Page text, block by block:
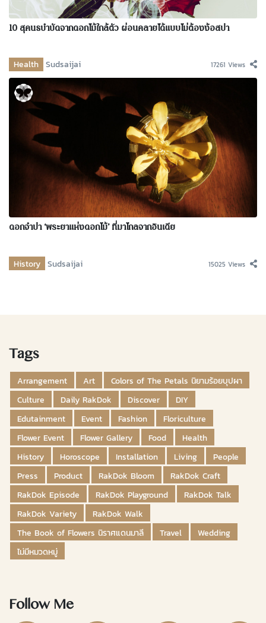
10 สุคนธบำบัดจากดอกไม้ใกล้ตัว ผ่อนคลายได้แบบไม่ต้องง้อสปา
Health Sudsaijai 17261 Views
ดอกจำปา ‘พระยาแห่งดอกไม้’ ที่มาไกลจากอินเดีย
History Sudsaijai 15025 Views
Tags
Arrangement Art
Colors of The Petals นิยามร้อยบุปผา
Culture
Daily RakDok Discover
DIY
Edutainment
Event Fashion
Floriculture
Flower Event
Flower Gallery Food
Health
History
Horoscope Installation Living
People
Press
Product RakDok Bloom
RakDok Craft
RakDok Episode
RakDok Playground
RakDok Talk
RakDok Variety
RakDok Walk
The Book of Flowers นิราศแดนมาลี
Travel
Wedding
ไม่มีหมวดหมู่
Follow Me